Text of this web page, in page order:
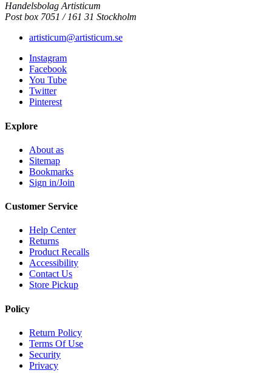
Handelsbolag Artisticum
Post box 7051 / 161 31 Stockholm
artisticum@artisticum.se
Instagram
Facebook
You Tube
Twitter
Pinterest
Explore
About as
Sitemap
Bookmarks
Sign in/Join
Customer Service
Help Center
Returns
Product Recalls
Accessibility
Contact Us
Store Pickup
Policy
Return Policy
Terms Of Use
Security
Privacy